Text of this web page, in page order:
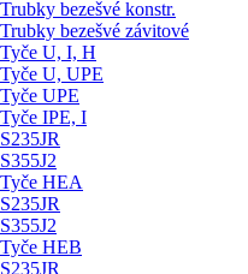
Trubky bezešvé konstr.
Trubky bezešvé závitové
Tyče U, I, H
Tyče U, UPE
Tyče UPE
Tyče IPE, I
S235JR
S355J2
Tyče HEA
S235JR
S355J2
Tyče HEB
S235JR